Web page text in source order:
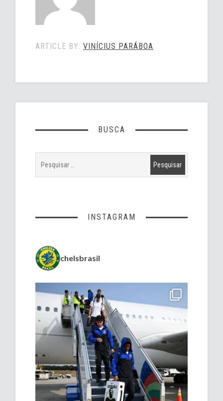
ARTICLE BY:VINÍCIUS PARÁBOA
BUSCA
INSTAGRAM
chelsbrasil